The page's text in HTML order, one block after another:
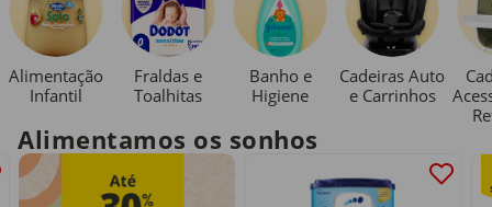
Alimentação
Infantil
Fraldas e
Toalhitas
Banho e
Higiene
Cadeiras Auto
e Carrinhos
Alimentamos os sonhos